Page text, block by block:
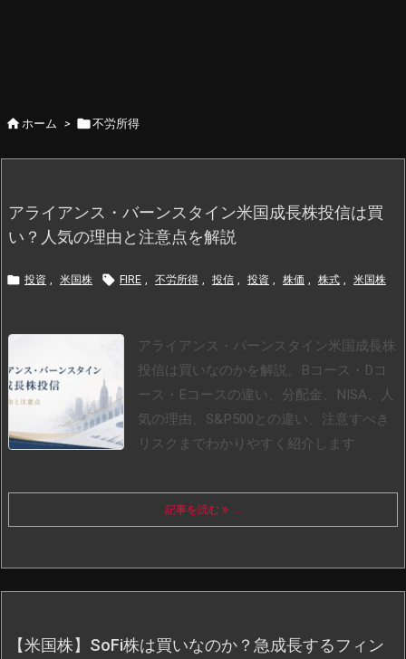
ホーム > 不労所得
アライアンス・バーンスタイン米国成長株投信は買
い？人気の理由と注意点を解説
 投資 , 米国株  FIRE , 不労所得 , 投信 , 投資 , 株価 , 株式 , 米国株
アライアンス・バーンスタイン米国成長株
投信は買いなのかを解説。Bコース・Dコ
ース・Eコースの違い、分配金、NISA、人
気の理由、S&P500との違い、注意すべき
リスクまでわかりやすく紹介します
記事を読む ...
【米国株】SoFi株は買いなのか？急成長するフィン